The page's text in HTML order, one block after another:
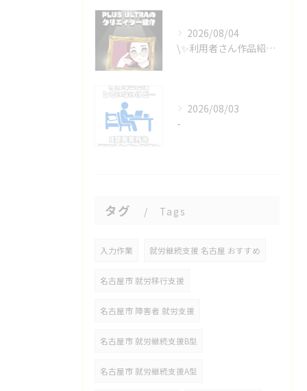
2026/08/04
\✨利用者さん作品紹介✨/
2026/08/03
-
タグ Tags
入力作業 就労継続支援 名古屋 おすすめ
名古屋市 就労移行支援
名古屋市 障害者 就労支援
名古屋市 就労継続支援B型
名古屋市 就労継続支援A型